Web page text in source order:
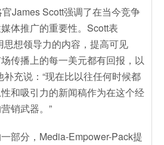
James Scott强调了在当今竞争
体推广的重要性。Scott表
思想领导力的内容，提高可见
传播上的每一美元都有回报，以
补充说：“现在比以往任何时候都
和吸引力的新闻稿作为在这个经
销武器。”
部分，Media-Empower-Pack提